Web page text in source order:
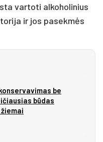
vartoti alkoholinius
ir jos pasekmės
be
būdas